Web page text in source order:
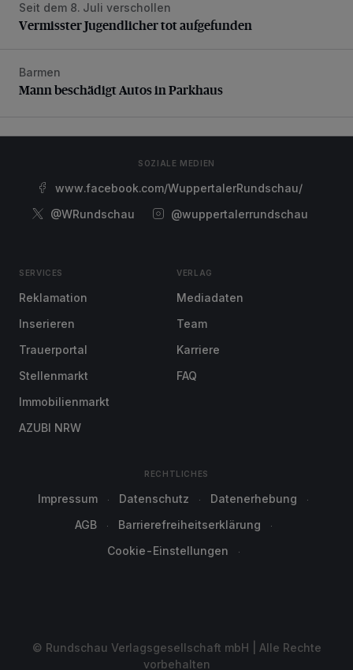
Vermisster Jugendlicher tot aufgefunden
Seit dem 8. Juli verschollen
Vermisster Jugendlicher tot aufgefunden
Mann beschädigt Autos in Parkhaus
Barmen
Mann beschädigt Autos in Parkhaus
SOZIALE MEDIEN
www.facebook.com/WuppertalerRundschau/
@WRundschau
@wuppertalerrundschau
SERVICES
Reklamation
Inserieren
Trauerportal
Stellenmarkt
Immobilienmarkt
AZUBI NRW
VERLAG
Mediadaten
Team
Karriere
FAQ
RECHTLICHES
Impressum Datenschutz
Datenerhebung
AGB
Barrierefreiheitserklärung
Cookie-Einstellungen
© Rundschau Verlagsgesellschaft mbH | Alle Rechte
vorbehalten